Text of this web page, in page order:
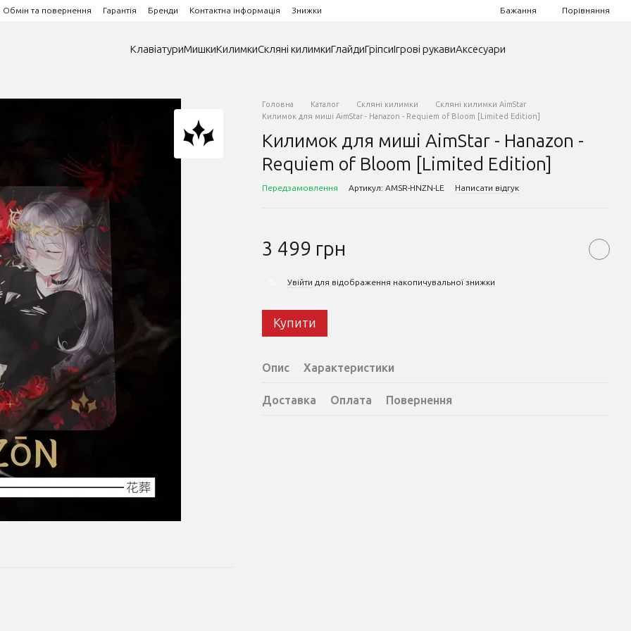
Обмін та повернення Гарантія Бренди Контактна інформація Знижки Бажання Порівняння
КлавіатуриМишкиКилимкиСкляні килимкиГлайдиГріпсиІгрові рукавиАксесуари
Головна Каталог Скляні килимки
Скляні килимки AimStar
Килимок для миші AimStar - Hanazon - Requiem of Bloom [Limited Edition]
Килимок для миші AimStar - Hanazon -
Requiem of Bloom [Limited Edition]
Передзамовлення Артикул: AMSR-HNZN-LE Написати відгук
3 499 грн
Увійти для відображення накопичувальної знижки
Купити
Опис Характеристики
Доставка Оплата Повернення